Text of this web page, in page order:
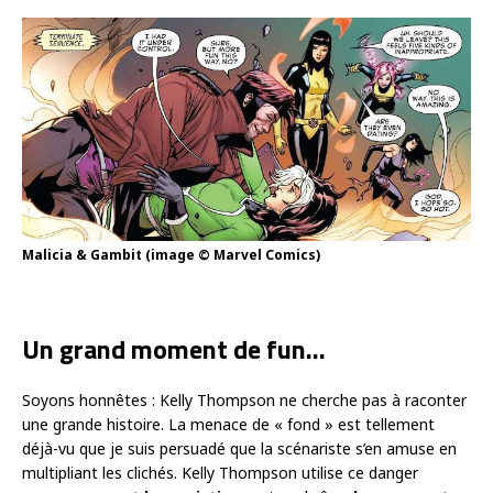
Malicia & Gambit (image © Marvel Comics)
Un grand moment de fun…
Soyons honnêtes : Kelly Thompson ne cherche pas à raconter
une grande histoire. La menace de « fond » est tellement
déjà-vu que je suis persuadé que la scénariste s’en amuse en
multipliant les clichés. Kelly Thompson utilise ce danger